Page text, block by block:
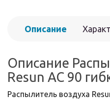
Описание
Описание
Resun AC 90
Распылитель воздуха